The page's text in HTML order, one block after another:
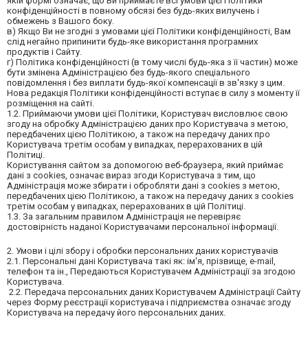
конфіденційності в повному обсязі без будь-яких вилучень і
обмежень з Вашого боку.
в) Якщо Ви не згодні з умовами цієї Політики конфіденційності, Вам
слід негайно припинити будь-яке використання програмних
продуктів і Сайту.
г) Політика конфіденційності (в тому числі будь-яка з її частин) може
бути змінена Адміністрацією без будь-якого спеціального
повідомлення і без виплати будь-якої компенсації в зв'язку з цим.
Нова редакція Політики конфіденційності вступає в силу з моменту її
розміщення на сайті.
1.2. Приймаючи умови цієї Політики, Користувач висловлює свою
згоду на обробку Адміністрацією даних про Користувача з метою,
передбачених цією Політикою, а також на передачу даних про
Користувача третім особам у випадках, перерахованих в цій
Політиці.
Користування сайтом за допомогою веб-браузера, який приймає
дані з cookies, означає вираз згоди Користувача з тим, що
Адміністрація може збирати і обробляти дані з cookies з метою,
передбачених цією Політикою, а також на передачу даних з cookies
третім особам у випадках, перерахованих в цій Політиці.
1.3. За загальним правилом Адміністрація не перевіряє
достовірність наданої Користувачами персональної інформації.
2. Умови і цілі збору і обробки персональних даних користувачів
2.1. Персональні дані Користувача такі як: ім'я, прізвище, e-mail,
телефон та ін., Передаються Користувачем Адміністрації за згодою
Користувача.
2.2. Передача персональних даних Користувачем Адміністрації Сайту
через Форму реєстрації користувача і підприємства означає згоду
Користувача на передачу його персональних даних.